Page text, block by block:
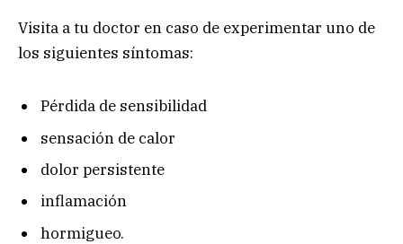
Visita a tu doctor en caso de experimentar uno de
los siguientes síntomas:
Pérdida de sensibilidad
sensación de calor
dolor persistente
inflamación
hormigueo.